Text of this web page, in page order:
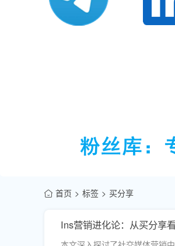
首页 标签 买分享
Ins营销进化论：从买分享